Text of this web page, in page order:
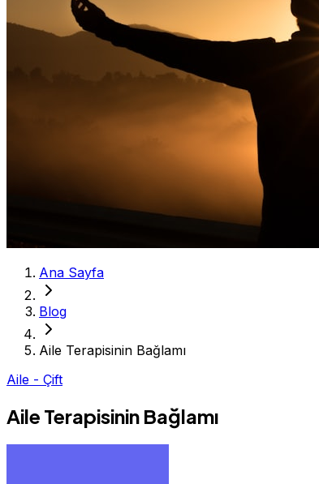
Ana Sayfa
Blog
Aile Terapisinin Bağlamı
Aile - Çift
Aile Terapisinin Bağlamı